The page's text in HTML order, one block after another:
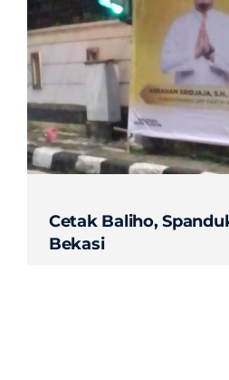
Cetak Baliho,
Bekasi